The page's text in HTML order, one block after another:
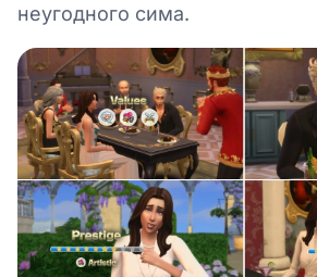
неугодного сима.